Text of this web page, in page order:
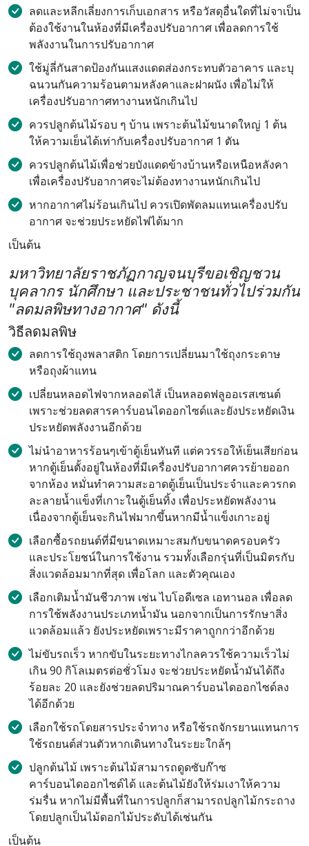
ลดและหลีกเลี่ยงการเก็บเอกสาร หรือวัสดุอื่นใดที่ไม่จาเป็น
ต้องใช้งานในห้องที่มีเครื่องปรับอากาศ เพื่อลดการใช้
พลังงานในการปรับอากาศ
ใช้มู่ลี่กันสาดป้องกันแสงแดดส่องกระทบตัวอาคาร และบุ
ฉนวนกันความร้อนตามหลังคาและฝาผนัง เพื่อไม่ให้
เครื่องปรับอากาศทางานหนักเกินไป
ควรปลูกต้นไม้รอบ ๆ บ้าน เพราะต้นไม้ขนาดใหญ่ 1 ต้น
ให้ความเย็นได้เท่ากับเครื่องปรับอากาศ 1 ตัน
ควรปลูกต้นไม้เพื่อช่วยบังแดดข้างบ้านหรือเหนือหลังคา
เพื่อเครื่องปรับอากาศจะไม่ต้องทางานหนักเกินไป
หากอากาศไม่ร้อนเกินไป ควรเปิดพัดลมแทนเครื่องปรับ
อากาศ จะช่วยประหยัดไฟได้มาก
เป็นต้น
มหาวิทยาลัยราชภัฏกาญจนบุรีขอเชิญชวน
บุคลากร นักศึกษา และประชาชนทั่วไปร่วมกัน
"ลดมลพิษทางอากาศ" ดังนี้
วิธีลดมลพิษ
ลดการใช้ถุงพลาสติก โดยการเปลี่ยนมาใช้ถุงกระดาษ
หรือถุงผ้าแทน
เปลี่ยนหลอดไฟจากหลอดไส้ เป็นหลอดฟลูออเรสเซนต์
เพราะช่วยลดสารคาร์บอนไดออกไซด์และยังประหยัดเงิน
ประหยัดพลังงานอีกด้วย
ไม่นำอาหารร้อนๆเข้าตู้เย็นทันที แต่ควรรอให้เย็นเสียก่อน
หากตู้เย็นตั้งอยู่ในห้องที่มีเครื่องปรับอากาศควรย้ายออก
จากห้อง หมั่นทำความสะอาดตู้เย็นเป็นประจำและควรกด
ละลายน้ำแข็งที่เกาะในตู้เย็นทิ้ง เพื่อประหยัดพลังงาน
เนื่องจากตู้เย็นจะกินไฟมากขึ้นหากมีน้ำแข็งเกาะอยู่
เลือกซื้อรถยนต์ที่มีขนาดเหมาะสมกับขนาดครอบครัว
และประโยชน์ในการใช้งาน รวมทั้งเลือกรุ่นที่เป็นมิตรกับ
สิ่งแวดล้อมมากที่สุด เพื่อโลก และตัวคุณเอง
เลือกเติมน้ำมันชีวภาพ เช่น ไบโอดีเซล เอทานอล เพื่อลด
การใช้พลังงานประเภทน้ำมัน นอกจากเป็นการรักษาสิ่ง
แวดล้อมแล้ว ยังประหยัดเพราะมีราคาถูกกว่าอีกด้วย
ไม่ขับรถเร็ว หากขับในระยะทางไกลควรใช้ความเร็วไม่
เกิน 90 กิโลเมตรต่อชั่วโมง จะช่วยประหยัดน้ำมันได้ถึง
ร้อยละ 20 และยังช่วยลดปริมาณคาร์บอนไดออกไซด์ลง
ได้อีกด้วย
เลือกใช้รถโดยสารประจำทาง หรือใช้รถจักรยานแทนการ
ใช้รถยนต์ส่วนตัวหากเดินทางในระยะใกล้ๆ
ปลูกต้นไม้ เพราะต้นไม้สามารถดูดซับก๊าซ
คาร์บอนไดออกไซด์ได้ และต้นไม้ยังให้ร่มเงาให้ความ
ร่มรื่น หากไม่มีพื้นที่ในการปลูกก็สามารถปลูกไม้กระถาง
โดยปลูกเป็นไม้ดอกไม้ประดับได้เช่นกัน
เป็นต้น